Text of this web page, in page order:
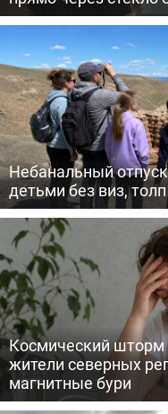
Небанальный
детьми без виз,
Космический шторм
жители северных
магнитные бури